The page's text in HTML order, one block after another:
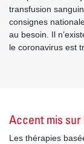
transfusion
consignes
au besoin. Il
le coronavirus est
Accent mis
Les thérapies